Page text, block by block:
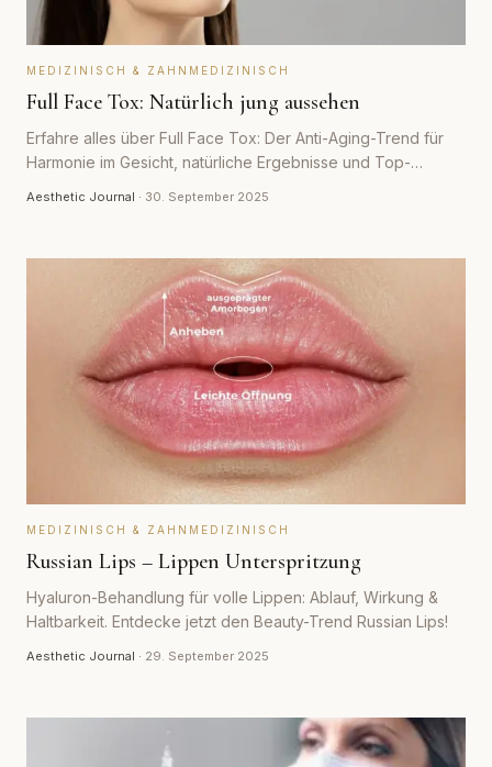
MEDIZINISCH & ZAHNMEDIZINISCH
Full Face Tox: Natürlich jung aussehen
Erfahre alles über Full Face Tox: Der Anti-Aging-Trend für
Harmonie im Gesicht, natürliche Ergebnisse und Top-
Aesthetic Journal · 30. September 2025
MEDIZINISCH & ZAHNMEDIZINISCH
Russian Lips – Lippen Unterspritzung
Hyaluron-Behandlung für volle Lippen: Ablauf, Wirkung &
Haltbarkeit. Entdecke jetzt den Beauty-Trend Russian Lips!
Aesthetic Journal · 29. September 2025